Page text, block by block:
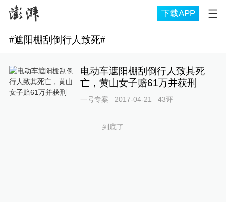
下载APP
#遮阳棚刮倒行人致死#
电动车遮阳棚刮倒行人致其死
亡，黄山女子赔61万并获刑
一号专案 2017-04-21 43评
到底了